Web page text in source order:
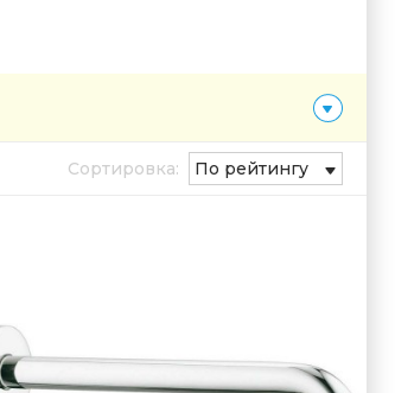
Сортировка: По рейтингу